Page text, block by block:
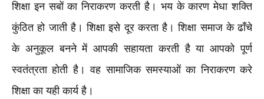
शिक्षा इन सबों का निराकरण करती है। भय के कारण मेधा शक्ति
कुंठित हो जाती है। शिक्षा इसे दूर करता है। शिक्षा समाज के ढाँचे
के अनुकूल बनने में आपकी सहायता करती है या आपको पूर्ण
स्वतंत्रता होती है। वह सामाजिक समस्याओं का निराकरण करे
शिक्षा का यही कार्य है।